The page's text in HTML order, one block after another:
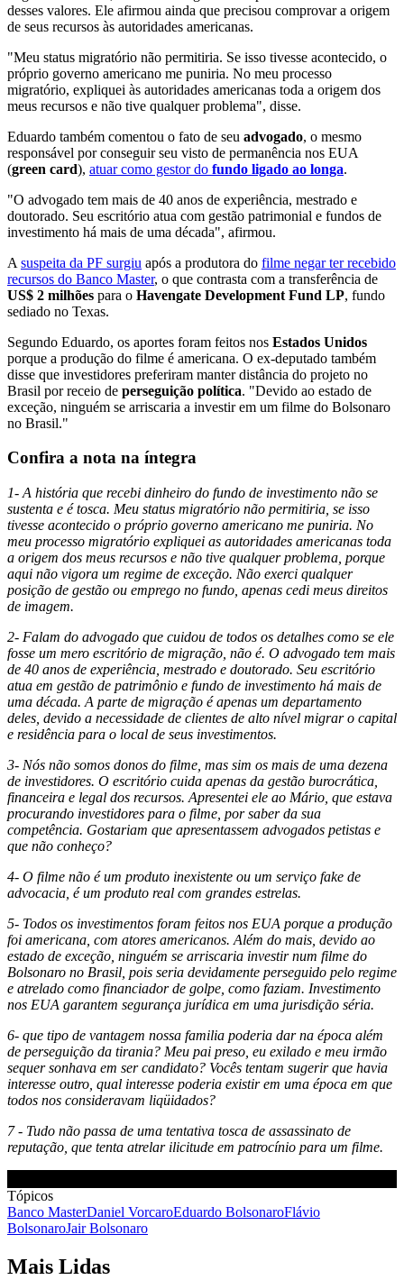
desses valores. Ele afirmou ainda que precisou comprovar a origem
de seus recursos às autoridades americanas.
"Meu status migratório não permitiria. Se isso tivesse acontecido, o
próprio governo americano me puniria. No meu processo
migratório, expliquei às autoridades americanas toda a origem dos
meus recursos e não tive qualquer problema", disse.
Eduardo também comentou o fato de seu advogado, o mesmo
responsável por conseguir seu visto de permanência nos EUA
(green card), atuar como gestor do fundo ligado ao longa.
"O advogado tem mais de 40 anos de experiência, mestrado e
doutorado. Seu escritório atua com gestão patrimonial e fundos de
investimento há mais de uma década", afirmou.
A suspeita da PF surgiu após a produtora do filme negar ter recebido
recursos do Banco Master, o que contrasta com a transferência de
US$ 2 milhões para o Havengate Development Fund LP, fundo
sediado no Texas.
Segundo Eduardo, os aportes foram feitos nos Estados Unidos
porque a produção do filme é americana. O ex-deputado também
disse que investidores preferiram manter distância do projeto no
Brasil por receio de perseguição política. "Devido ao estado de
exceção, ninguém se arriscaria a investir em um filme do Bolsonaro
no Brasil."
Confira a nota na íntegra
1- A história que recebi dinheiro do fundo de investimento não se
sustenta e é tosca. Meu status migratório não permitiria, se isso
tivesse acontecido o próprio governo americano me puniria. No
meu processo migratório expliquei as autoridades americanas toda
a origem dos meus recursos e não tive qualquer problema, porque
aqui não vigora um regime de exceção. Não exerci qualquer
posição de gestão ou emprego no fundo, apenas cedi meus direitos
de imagem.
2- Falam do advogado que cuidou de todos os detalhes como se ele
fosse um mero escritório de migração, não é. O advogado tem mais
de 40 anos de experiência, mestrado e doutorado. Seu escritório
atua em gestão de patrimônio e fundo de investimento há mais de
uma década. A parte de migração é apenas um departamento
deles, devido a necessidade de clientes de alto nível migrar o capital
e residência para o local de seus investimentos.
3- Nós não somos donos do filme, mas sim os mais de uma dezena
de investidores. O escritório cuida apenas da gestão burocrática,
financeira e legal dos recursos. Apresentei ele ao Mário, que estava
procurando investidores para o filme, por saber da sua
competência. Gostariam que apresentassem advogados petistas e
que não conheço?
4- O filme não é um produto inexistente ou um serviço fake de
advocacia, é um produto real com grandes estrelas.
5- Todos os investimentos foram feitos nos EUA porque a produção
foi americana, com atores americanos. Além do mais, devido ao
estado de exceção, ninguém se arriscaria investir num filme do
Bolsonaro no Brasil, pois seria devidamente perseguido pelo regime
e atrelado como financiador de golpe, como faziam. Investimento
nos EUA garantem segurança jurídica em uma jurisdição séria.
6- que tipo de vantagem nossa familia poderia dar na época além
de perseguição da tirania? Meu pai preso, eu exilado e meu irmão
sequer sonhava em ser candidato? Vocês tentam sugerir que havia
interesse outro, qual interesse poderia existir em uma época em que
todos nos consideravam liqüidados?
7 - Tudo não passa de uma tentativa tosca de assassinato de
reputação, que tenta atrelar ilicitude em patrocínio para um filme.
Tópicos
Banco MasterDaniel VorcaroEduardo BolsonaroFlávio
BolsonaroJair Bolsonaro
Mais Lidas